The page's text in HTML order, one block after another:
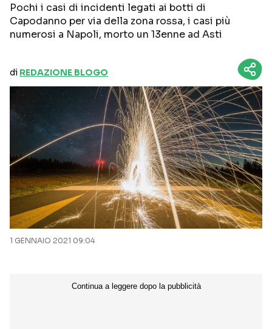
Pochi i casi di incidenti legati ai botti di
Capodanno per via della zona rossa, i casi più
numerosi a Napoli, morto un 13enne ad Asti
di REDAZIONE BLOGO
1 GENNAIO 2021 09:04